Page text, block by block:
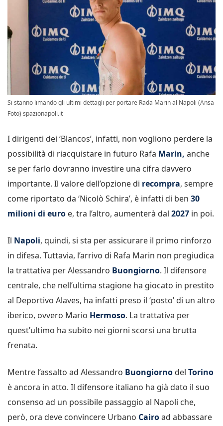
Si stanno limando gli ultimi dettagli per portare Rada Marin al Napoli (Ansa
Foto) spazionapoli.it
I dirigenti dei ‘Blancos’, infatti, non vogliono perdere la
possibilità di riacquistare in futuro Rafa Marin, anche
se per farlo dovranno investire una cifra davvero
importante. Il valore dell’opzione di recompra, sempre
come riportato da ‘Nicolò Schira’, è infatti di ben 30
milioni di euro e, tra l’altro, aumenterà dal 2027 in poi.
Il Napoli, quindi, si sta per assicurare il primo rinforzo
in difesa. Tuttavia, l’arrivo di Rafa Marin non pregiudica
la trattativa per Alessandro Buongiorno. Il difensore
centrale, che nell’ultima stagione ha giocato in prestito
al Deportivo Alaves, ha infatti preso il ‘posto’ di un altro
iberico, ovvero Mario Hermoso. La trattativa per
quest’ultimo ha subito nei giorni scorsi una brutta
frenata.
Mentre l’assalto ad Alessandro Buongiorno del Torino
è ancora in atto. Il difensore italiano ha già dato il suo
consenso ad un possibile passaggio al Napoli che,
però, ora deve convincere Urbano Cairoad abbassare